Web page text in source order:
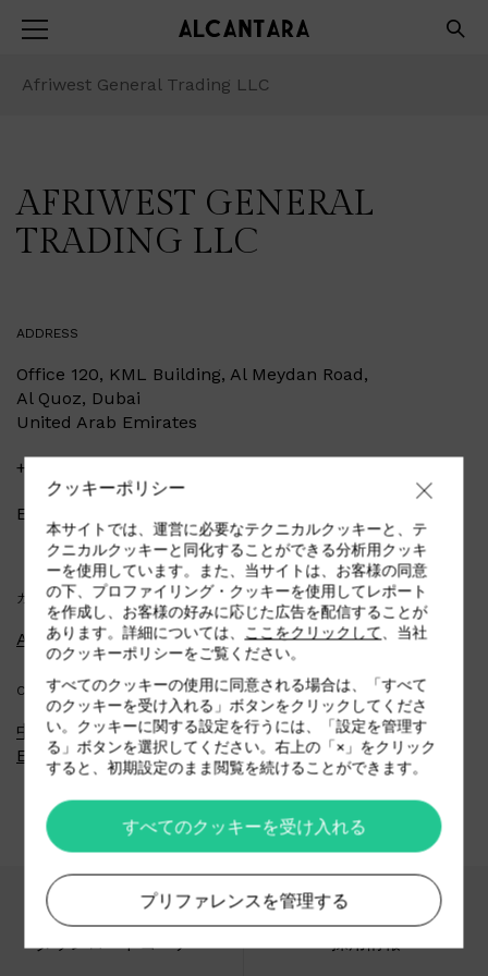
Afriwest General Trading LLC
AFRIWEST GENERAL
TRADING LLC
ADDRESS
Office 120, KML Building, Al Meydan Road,
Al Quoz, Dubai
United Arab Emirates
+971 4 3388141
Email
カテゴリー
Automotive
COUNTRY
中東/アラブ首長国連邦 (Middle
East/UAE)
ダウンロードコーナー 採用情報
クッキーポリシー
本サイトでは、運営に必要なテクニカルクッキーと、テ
クニカルクッキーと同化することができる分析用クッキ
ーを使用しています。また、当サイトは、お客様の同意
の下、プロファイリング・クッキーを使用してレポート
を作成し、お客様の好みに応じた広告を配信することが
あります。詳細については、 ここをクリックして、当社
のクッキーポリシーをご覧ください。
すべてのクッキーの使用に同意される場合は、「すべて
のクッキーを受け入れる」ボタンをクリックしてくださ
い。クッキーに関する設定を行うには、「設定を管理す
る」ボタンを選択してください。右上の「×」をクリック
すると、初期設定のまま閲覧を続けることができます。
すべてのクッキーを受け入れる
プリファレンスを管理する